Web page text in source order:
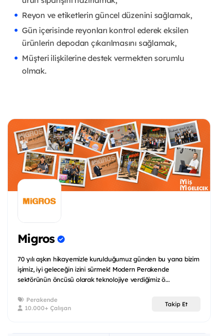
Reyon ve etiketlerin güncel düzenini sağlamak,
Gün içerisinde reyonları kontrol ederek eksilen
ürünlerin depodan çıkarılmasını sağlamak,
Müşteri ilişkilerine destek vermekten sorumlu
olmak.
Migros
70 yılı aşkın hikayemizle kurulduğumuz günden bu yana bizim
işimiz, iyi geleceğin izini sürmek! Modern Perakende
sektörünün öncüsü olarak teknolojiye verdiğimiz ö...
Perakende
10.000+ Çalışan
Takip Et